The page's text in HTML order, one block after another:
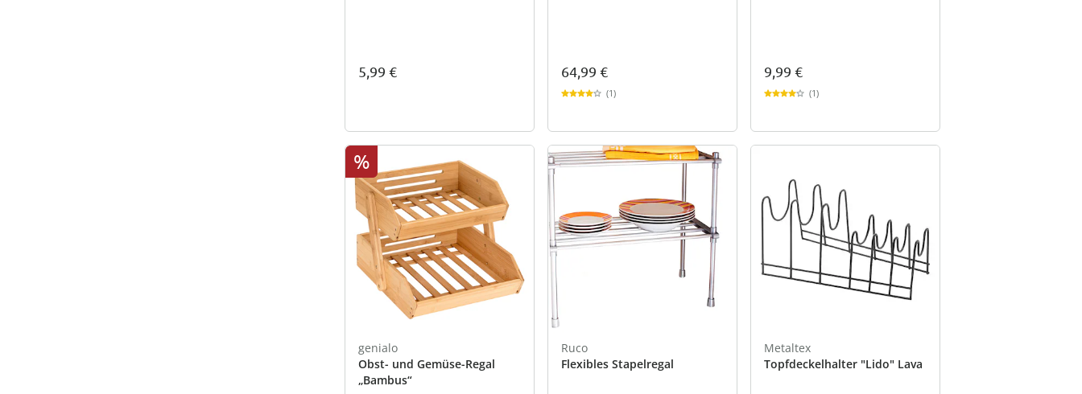
5,99 € 64,99 €
(1)
9,99 €
(1)
%
genialo
Obst- und Gemüse-Regal
„Bambus“
Ruco
Flexibles Stapelregal
Metaltex
Topfdeckelhalter "Lido" Lava